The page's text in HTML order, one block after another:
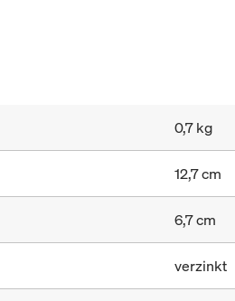
0,7 kg
12,7 cm
6,7 cm
verzinkt